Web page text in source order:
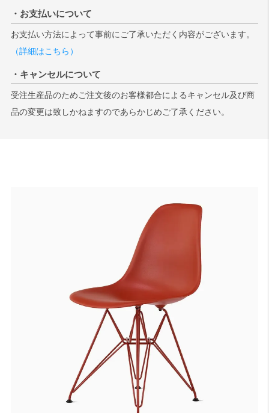
・お支払いについて
お支払い方法によって事前にご了承いただく内容がございます。
（詳細はこちら）
・キャンセルについて
受注生産品のためご注文後のお客様都合によるキャンセル及び商
品の変更は致しかねますのであらかじめご了承ください。